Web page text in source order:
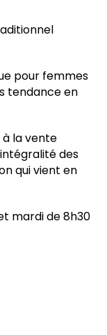
pour femmes
tendance en
la vente
des
qui vient en
mardi de 8h30